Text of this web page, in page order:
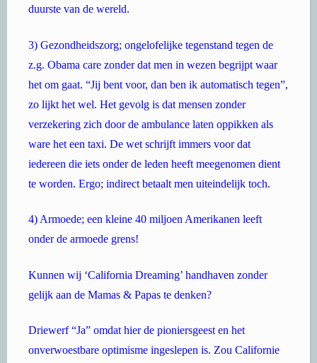
duurste van de wereld.
3) Gezondheidszorg; ongelofelijke tegenstand tegen de
z.g. Obama care zonder dat men in wezen begrijpt waar
het om gaat. “Jij bent voor, dan ben ik automatisch tegen”,
zo lijkt het wel. Het gevolg is dat mensen zonder
verzekering zich door de ambulance laten oppikken als
ware het een taxi. De wet schrijft immers voor dat
iedereen die iets onder de leden heeft meegenomen dient
te worden. Ergo; indirect betaalt men uiteindelijk toch.
4) Armoede; een kleine 40 miljoen Amerikanen leeft
onder de armoede grens!
Kunnen wij ‘California Dreaming’ handhaven zonder
gelijk aan de Mamas & Papas te denken?
Driewerf “Ja” omdat hier de pioniersgeest en het
onverwoestbare optimisme ingeslepen is. Zou Californie